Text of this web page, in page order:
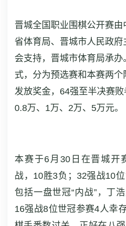
晋城全国职业围棋公开赛
省体育局、晋城市人民政
会支持，晋城市体育局承
式，分为预选赛和本赛两
发放奖金，64强至半决赛败
0.8万、1万、2万、5万元。
本赛于6月30日在晋城开
战，10胜3负；32强战10
包括一盘世冠“内战”，丁
16强战8位世冠参赛4人幸